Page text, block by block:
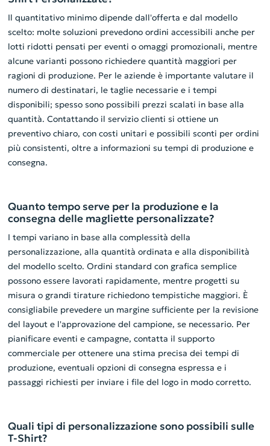
Il quantitativo minimo dipende dall'offerta e dal modello
scelto: molte soluzioni prevedono ordini accessibili anche per
lotti ridotti pensati per eventi o omaggi promozionali, mentre
alcune varianti possono richiedere quantità maggiori per
ragioni di produzione. Per le aziende è importante valutare il
numero di destinatari, le taglie necessarie e i tempi
disponibili; spesso sono possibili prezzi scalati in base alla
quantità. Contattando il servizio clienti si ottiene un
preventivo chiaro, con costi unitari e possibili sconti per ordini
più consistenti, oltre a informazioni su tempi di produzione e
consegna.
Quanto tempo serve per la produzione e la
consegna delle magliette personalizzate?
I tempi variano in base alla complessità della
personalizzazione, alla quantità ordinata e alla disponibilità
del modello scelto. Ordini standard con grafica semplice
possono essere lavorati rapidamente, mentre progetti su
misura o grandi tirature richiedono tempistiche maggiori. È
consigliabile prevedere un margine sufficiente per la revisione
del layout e l'approvazione del campione, se necessario. Per
pianificare eventi e campagne, contatta il supporto
commerciale per ottenere una stima precisa dei tempi di
produzione, eventuali opzioni di consegna espressa e i
passaggi richiesti per inviare i file del logo in modo corretto.
Quali tipi di personalizzazione sono possibili sulle
T-Shirt?